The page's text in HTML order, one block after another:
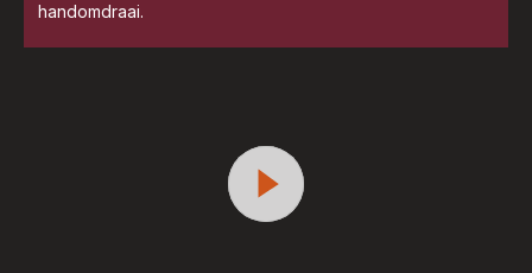
handomdraai.
Start
-